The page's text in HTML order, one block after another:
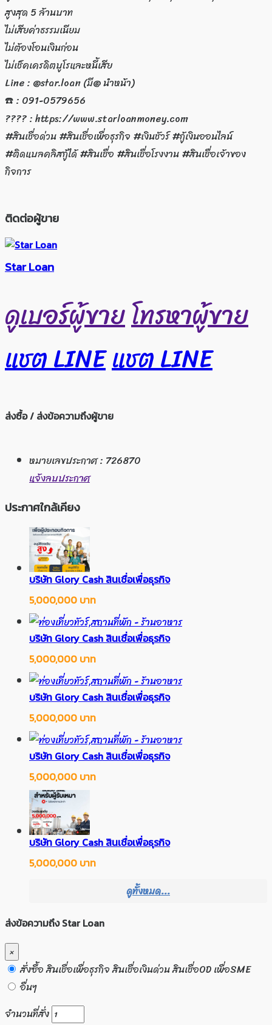
สูงสุด 5 ล้านบาท
ไม่เสียค่าธรรมเนียม
ไม่ต้องโอนเงินก่อน
ไม่เช็คเครดิตบูโรและหนี้เสีย
Line : @star.loan (มี@ นำหน้า)
☎️ : 091-0579656
???? : https://www.starloanmoney.com
#สินเชื่อด่วน #สินเชื่อเพื่อธุรกิจ #เงินชัวร์ #กู้เงินออนไลน์
#ติดแบลคลิสกู้ได้ #สินเชื่อ #สินเชื่อโรงงาน #สินเชื่อเจ้าของ
กิจการ
ติดต่อผู้ขาย
Star Loan
ดูเบอร์ผู้ขายโทรหาผู้ขาย
แชต LINEแชต LINE
ส่งซื้อ / ส่งข้อความถึงผู้ขาย
หมายเลขประกาศ : 726870
แจ้งลบประกาศ
ประกาศใกล้เคียง
บริษัท Glory Cash สินเชื่อเพื่อธุรกิจ
5,000,000 บาท
บริษัท Glory Cash สินเชื่อเพื่อธุรกิจ
5,000,000 บาท
บริษัท Glory Cash สินเชื่อเพื่อธุรกิจ
5,000,000 บาท
บริษัท Glory Cash สินเชื่อเพื่อธุรกิจ
5,000,000 บาท
บริษัท Glory Cash สินเชื่อเพื่อธุรกิจ
5,000,000 บาท
ดูทั้งหมด...
ส่งข้อความถึง Star Loan
×
สั่งซื้อ สินเชื่อเพื่อธุรกิจ สินเชื่อเงินด่วน สินเชื่อOD เพื่อSME
อื่นๆ
จำนวนที่สั่ง